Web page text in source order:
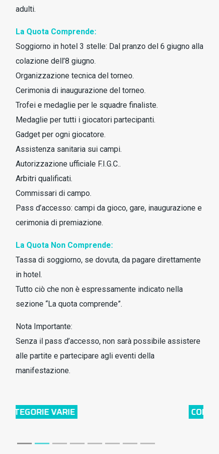
adulti.
La Quota Comprende:
Soggiorno in hotel 3 stelle: Dal pranzo del 6 giugno alla
colazione dell’8 giugno.
Organizzazione tecnica del torneo.
Cerimonia di inaugurazione del torneo.
Trofei e medaglie per le squadre finaliste.
Medaglie per tutti i giocatori partecipanti.
Gadget per ogni giocatore.
Assistenza sanitaria sui campi.
Autorizzazione ufficiale F.I.G.C..
Arbitri qualificati.
Commissari di campo.
Pass d’accesso: campi da gioco, gare, inaugurazione e
cerimonia di premiazione.
La Quota Non Comprende:
Tassa di soggiorno, se dovuta, da pagare direttamente
in hotel.
Tutto ciò che non è espressamente indicato nella
sezione “La quota comprende”.
Nota Importante:
Senza il pass d’accesso, non sarà possibile assistere
alle partite e partecipare agli eventi della
manifestazione.
COMPETIZIONE AGONISTICA